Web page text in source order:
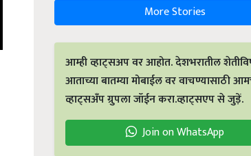
More Stories
आम्ही व्हाट्सअप वर आहोत. देशभरातील
आताच्या बातम्या मोबाईल वर वाचण्यासाठी
व्हाट्सअँप ग्रुपला जॉईन करा.व्हाट्सएप से जुड़ें.
Join on WhatsApp